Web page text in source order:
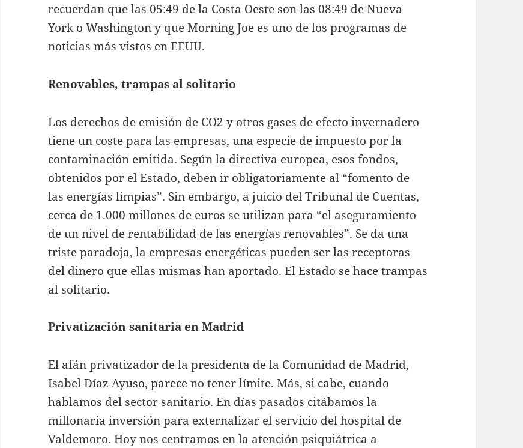
recuerdan que las 05:49 de la Costa Oeste son las 08:49 de Nueva
York o Washington y que Morning Joe es uno de los programas de
noticias más vistos en EEUU.
Renovables, trampas al solitario
Los derechos de emisión de CO2 y otros gases de efecto invernadero
tiene un coste para las empresas, una especie de impuesto por la
contaminación emitida. Según la directiva europea, esos fondos,
obtenidos por el Estado, deben ir obligatoriamente al “fomento de
las energías limpias”. Sin embargo, a juicio del Tribunal de Cuentas,
cerca de 1.000 millones de euros se utilizan para “el aseguramiento
de un nivel de rentabilidad de las energías renovables”. Se da una
triste paradoja, la empresas energéticas pueden ser las receptoras
del dinero que ellas mismas han aportado. El Estado se hace trampas
al solitario.
Privatización sanitaria en Madrid
El afán privatizador de la presidenta de la Comunidad de Madrid,
Isabel Díaz Ayuso, parece no tener límite. Más, si cabe, cuando
hablamos del sector sanitario. En días pasados citábamos la
millonaria inversión para externalizar el servicio del hospital de
Valdemoro. Hoy nos centramos en la atención psiquiátrica a